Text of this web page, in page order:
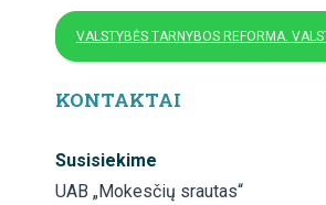
VALSTYBĖS TARNYBOS REFORMA.
KONTAKTAI
Susisiekime
UAB „Mokesčių srautas“